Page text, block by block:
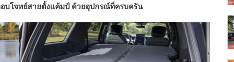
บโจทย์สายตั้งแค้มป์ ด้วยอุปกรณ์ที่ครบครัน